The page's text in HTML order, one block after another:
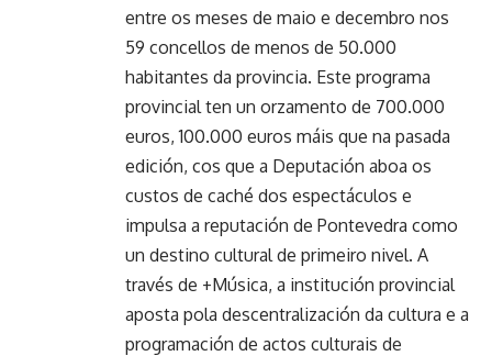
entre os meses de maio e decembro nos
59 concellos de menos de 50.000
habitantes da provincia. Este programa
provincial ten un orzamento de 700.000
euros, 100.000 euros máis que na pasada
edición, cos que a Deputación aboa os
custos de caché dos espectáculos e
impulsa a reputación de Pontevedra como
un destino cultural de primeiro nivel. A
través de +Música, a institución provincial
aposta pola descentralización da cultura e a
programación de actos culturais de